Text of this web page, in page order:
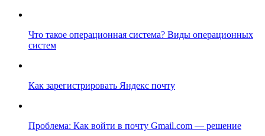
Что такое операционная система? Виды операционных
систем
Как зарегистрировать Яндекс почту
Проблема: Как войти в почту Gmail.com — решение